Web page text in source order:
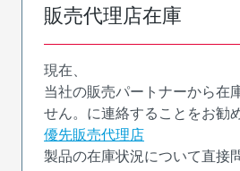
販売代理店在庫
現在、
当社の販売パートナーから在
せん。に連絡することをお勧
優先販売代理店
製品の在庫状況について直接